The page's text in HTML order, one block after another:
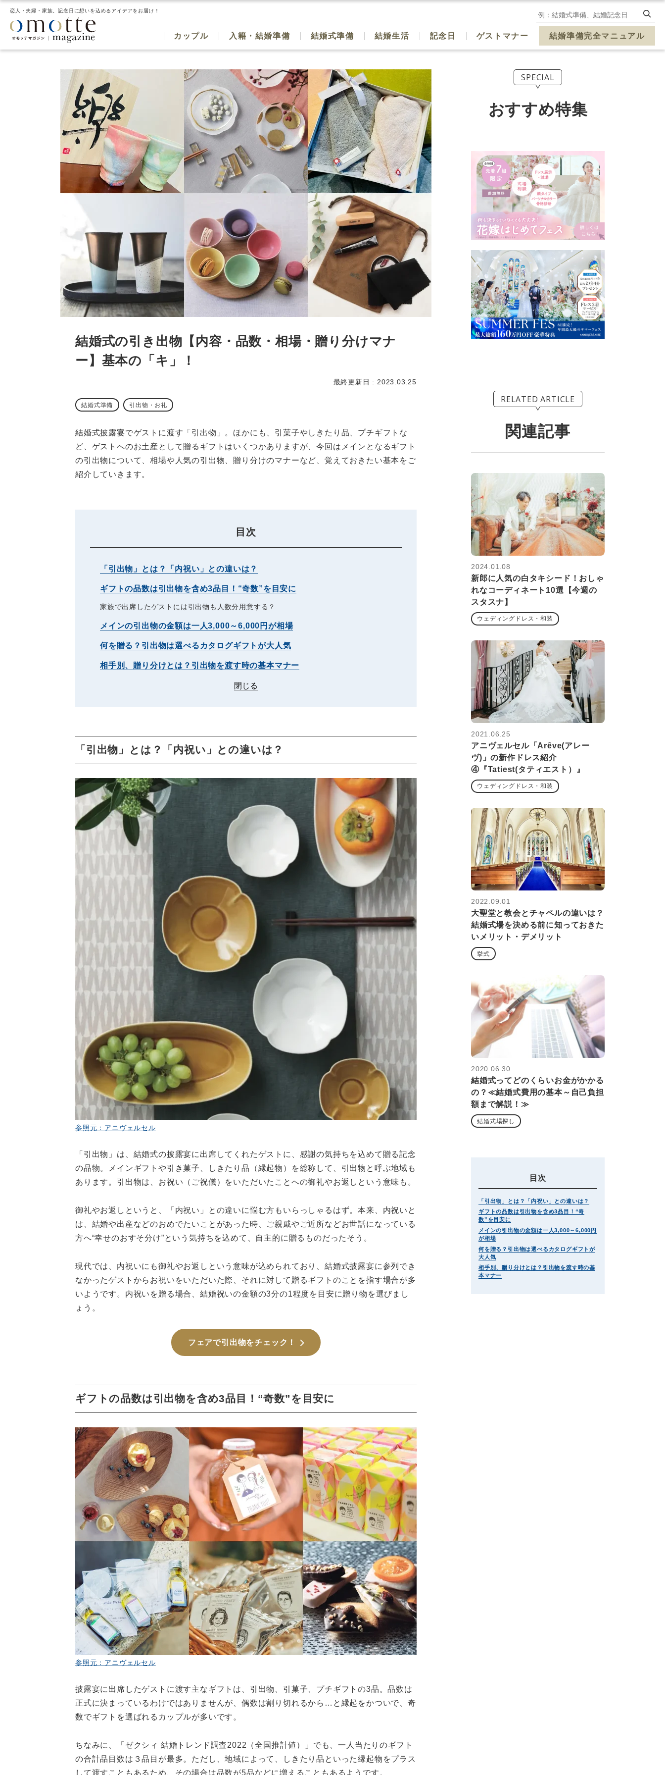
恋人・夫婦・家族。記念日に想いを込めるアイデアをお届け！
カップル 入籍・結婚準備 結婚式準備 結婚生活 記念日 ゲストマナー 結婚準備完全マニュアル
結婚式の引き出物【内容・品数・相場・贈り分けマナ
ー】基本の「キ」！
最終更新日 : 2023.03.25
結婚式準備 引出物・お礼
結婚式披露宴でゲストに渡す「引出物」。ほかにも、引菓子やしきたり品、プチギフトな
ど、ゲストへのお土産として贈るギフトはいくつかありますが、今回はメインとなるギフト
の引出物について、相場や人気の引出物、贈り分けのマナーなど、覚えておきたい基本をご
紹介していきます。
目次
「引出物」とは？「内祝い」との違いは？
ギフトの品数は引出物を含め3品目！“奇数”を目安に
家族で出席したゲストには引出物も人数分用意する？
メインの引出物の金額は一人3,000～6,000円が相場
何を贈る？引出物は選べるカタログギフトが大人気
相手別、贈り分けとは？引出物を渡す時の基本マナー
閉じる
「引出物」とは？「内祝い」との違いは？
参照元：アニヴェルセル
「引出物」は、結婚式の披露宴に出席してくれたゲストに、感謝の気持ちを込めて贈る記念
の品物。メインギフトや引き菓子、しきたり品（縁起物）を総称して、引出物と呼ぶ地域も
あります。引出物は、お祝い（ご祝儀）をいただいたことへの御礼やお返しという意味も。
御礼やお返しというと、「内祝い」との違いに悩む方もいらっしゃるはず。本来、内祝いと
は、結婚や出産などのおめでたいことがあった時、ご親戚やご近所などお世話になっている
方へ“幸せのおすそ分け”という気持ちを込めて、自主的に贈るものだったそう。
現代では、内祝いにも御礼やお返しという意味が込められており、結婚式披露宴に参列でき
なかったゲストからお祝いをいただいた際、それに対して贈るギフトのことを指す場合が多
いようです。内祝いを贈る場合、結婚祝いの金額の3分の1程度を目安に贈り物を選びまし
ょう。
フェアで引出物をチェック！
ギフトの品数は引出物を含め3品目！“奇数”を目安に
参照元：アニヴェルセル
披露宴に出席したゲストに渡す主なギフトは、引出物、引菓子、プチギフトの3品。品数は
正式に決まっているわけではありませんが、偶数は割り切れるから…と縁起をかついで、奇
数でギフトを選ばれるカップルが多いです。
ちなみに、「ゼクシィ 結婚トレンド調査2022（全国推計値）」でも、一人当たりのギフト
の合計品目数は３品目が最多。ただし、地域によって、しきたり品といった縁起物をプラス
して渡すこともあるため、その場合は品数が5品などに増えることもあるようです。
SPECIAL
おすすめ特集
RELATED ARTICLE
関連記事
2024.01.08
新郎に人気の白タキシード！おしゃ
れなコーディネート10選【今週の
スタスナ】
ウェディングドレス・和装
2021.06.25
アニヴェルセル「Arêve(アレー
ヴ)」の新作ドレス紹介
④『Tatiest(タティエスト）』
ウェディングドレス・和装
2022.09.01
大聖堂と教会とチャペルの違いは？
結婚式場を決める前に知っておきた
いメリット・デメリット
挙式
2020.06.30
結婚式ってどのくらいお金がかかる
の？≪結婚式費用の基本～自己負担
額まで解説！≫
結婚式場探し
目次
「引出物」とは？「内祝い」との違いは？
ギフトの品数は引出物を含め3品目！“奇
数”を目安に
メインの引出物の金額は一人3,000～6,000円
が相場
何を贈る？引出物は選べるカタログギフトが
大人気
相手別、贈り分けとは？引出物を渡す時の基
本マナー